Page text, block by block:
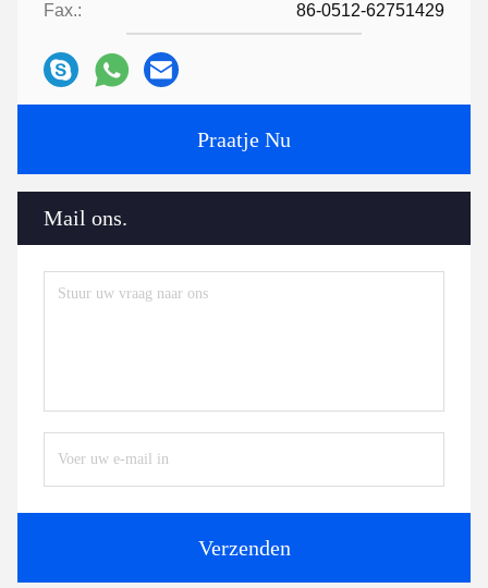
Fax.: 86-0512-62751429
Praatje Nu
Mail ons.
Verzenden